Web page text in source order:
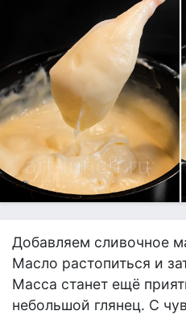
Добавляем сливочное
Масло растопиться и
Масса станет ещё
небольшой глянец. С